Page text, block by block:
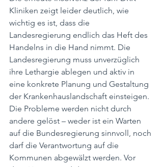
Kliniken zeigt leider deutlich, wie
wichtig es ist, dass die
Landesregierung endlich das Heft des
Handelns in die Hand nimmt. Die
Landesregierung muss unverzüglich
ihre Lethargie ablegen und aktiv in
eine konkrete Planung und Gestaltung
der Krankenhauslandschaft einsteigen.
Die Probleme werden nicht durch
andere gelöst – weder ist ein Warten
auf die Bundesregierung sinnvoll, noch
darf die Verantwortung auf die
Kommunen abgewälzt werden. Vor